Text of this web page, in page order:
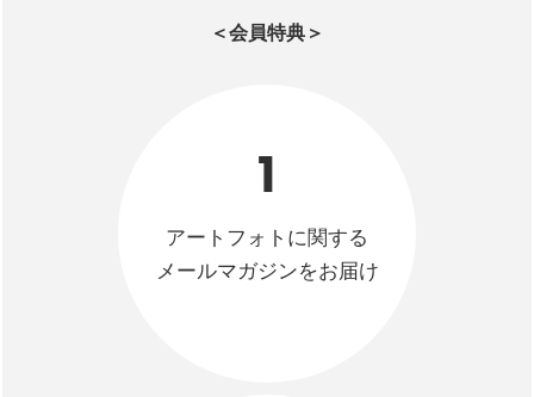
＜会員特典＞
1
アートフォトに関する
メールマガジンをお届け